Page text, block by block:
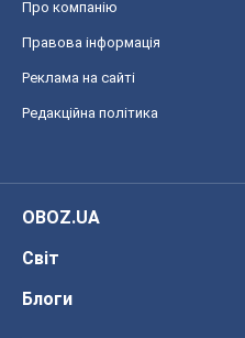
Про компанію
Правова інформація
Реклама на сайті
Редакційна політика
OBOZ.UA
Світ
Блоги